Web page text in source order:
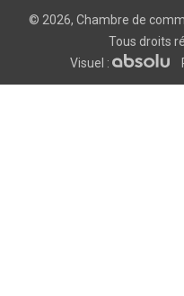
© 2026, Chambre de
Tous droits
Visuel :